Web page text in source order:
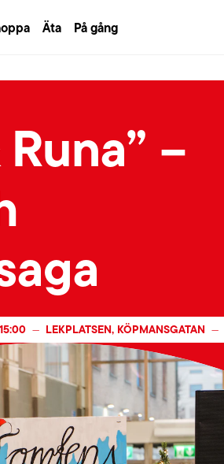
Äta På gång
–
15:00 — LEKPLATSEN, KÖPMANSGATAN —